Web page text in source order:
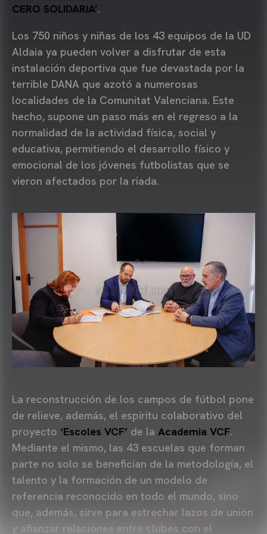
CERO SOLIDARIA’.
Los 750 niños y niñas de los 43 equipos de la UD
Aldaia ya pueden volver a disfrutar de esta
instalación deportiva que fue devastada por la
terrible DANA que azotó a numerosas
localidades de la Comunitat Valenciana. Este
hecho, supone un paso más en el regreso a la
normalidad de la actividad física, social y
educativa, permitiendo el desarrollo físico y
emocional de los jóvenes futbolistas que se
vieron afectados por la riada.
La reconstrucción de los campos de fútbol pone
de relieve, además, el espíritu colaborativo del
proyecto ‘Escoles VCF’ de la Academia VCF.
Mediante el mismo, las 43 escuelas que forman
parte no solo se benefician de la metodología, el
talento y la formación de un modelo de
referencia reconocido en todo el mundo, sino
que, además, sirve para estrechar lazos de unión
y afianzar relaciones entre clubes con el